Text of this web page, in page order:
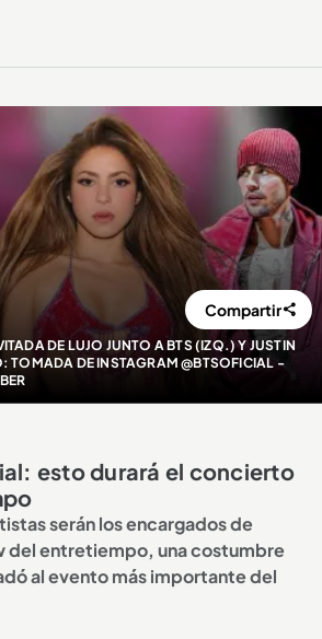
DE LUJO JUNTO A BTS (IZQ.) Y JUSTIN
TOMADA DE INSTAGRAM @BTSOFICIAL -
Compartir
esto durará el concierto
serán los encargados de
del entretiempo, una costumbre
al evento más importante del